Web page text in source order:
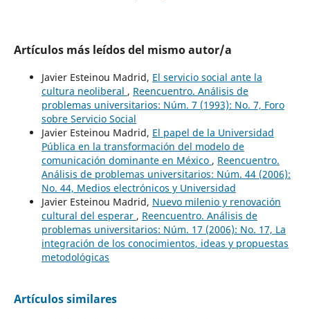
Artículos más leídos del mismo autor/a
Javier Esteinou Madrid, El servicio social ante la
cultura neoliberal , Reencuentro. Análisis de
problemas universitarios: Núm. 7 (1993): No. 7, Foro
sobre Servicio Social
Javier Esteinou Madrid, El papel de la Universidad
Pública en la transformación del modelo de
comunicación dominante en México , Reencuentro.
Análisis de problemas universitarios: Núm. 44 (2006):
No. 44, Medios electrónicos y Universidad
Javier Esteinou Madrid, Nuevo milenio y renovación
cultural del esperar , Reencuentro. Análisis de
problemas universitarios: Núm. 17 (2006): No. 17, La
integración de los conocimientos, ideas y propuestas
metodológicas
Artículos similares